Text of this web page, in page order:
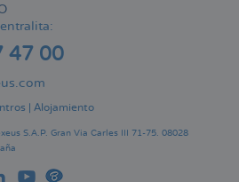
47 00
Alojamiento
S.A.P. Gran Via Carles III 71-75. 08028